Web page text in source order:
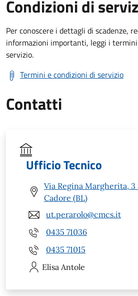
Condizioni di
Per conoscere i dettagli di scadenze,
informazioni importanti, leggi i
servizio.
Termini e condizioni di servizio
Contatti
Ufficio Tecnico
Via Regina Margherita, 3
Cadore (BL)
ut.perarolo@cmcs.it
0435 71036
0435 71015
Elisa Antole